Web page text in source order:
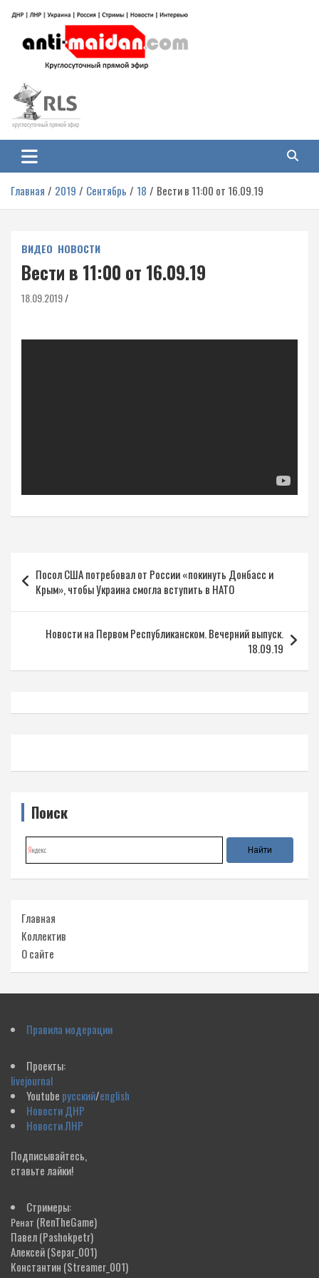
содержимому
Антимайдан: Гражданская война
на Украине
гражданской войне на Украине, включая события в Новороссии, ДНР,
ЛНР и других регионах.
Главная 2019 Сентябрь 18 Вести в 11:00 от 16.09.19
ВИДЕО НОВОСТИ
Вести в 11:00 от 16.09.19
18.09.2019
по
записям
Посол США потребовал от России «покинуть Донбасс и
Крым», чтобы Украина смогла вступить в НАТО
Новости на Первом Республиканском. Вечерний выпуск.
18.09.19
Поиск
Главная
Коллектив
О сайте
Правила модерации
Проекты:
livejournal
Youtube русский/english
Новости ДНР
Новости ЛНР
Подписывайтесь,
ставьте лайки!
Стримеры:
Ренат (RenTheGame)
Павел(Pashokpetr)
Алексей(Separ_001)
Константин (Streamer_001)